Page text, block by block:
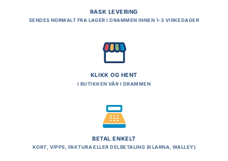
RASK LEVERING
SENDES NORMALT FRA LAGER I DRAMMEN INNEN 1-3 VIRKEDAGER
KLIKK OG HENT
I BUTIKKEN VÅR I DRAMMEN
BETAL ENKELT
KORT, VIPPS, FAKTURA ELLER DELBETALING (KLARNA, WALLEY)